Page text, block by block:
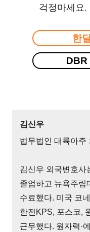
걱정마세요.
한
DBR
김신우
법무법인 대륙아주
김신우 외국변호사
졸업하고 뉴욕주립
수료했다. 미국 코
한전KPS, 포스코,
근무했다. 원자력·